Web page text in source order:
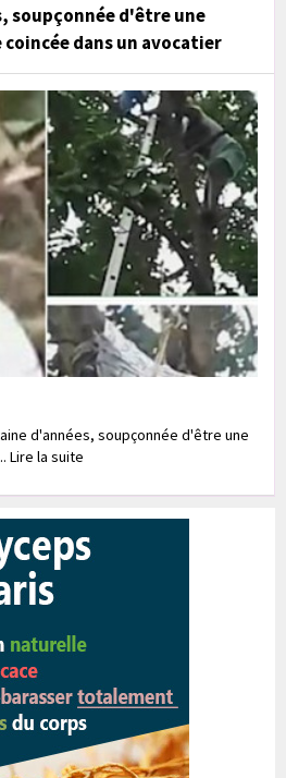
soupçonnée d'être une
dans un avocatier
d'années, soupçonnée d'être une
Lire la suite